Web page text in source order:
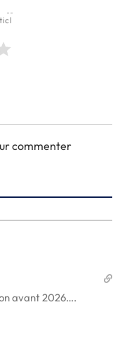
commenter
avant 2026….